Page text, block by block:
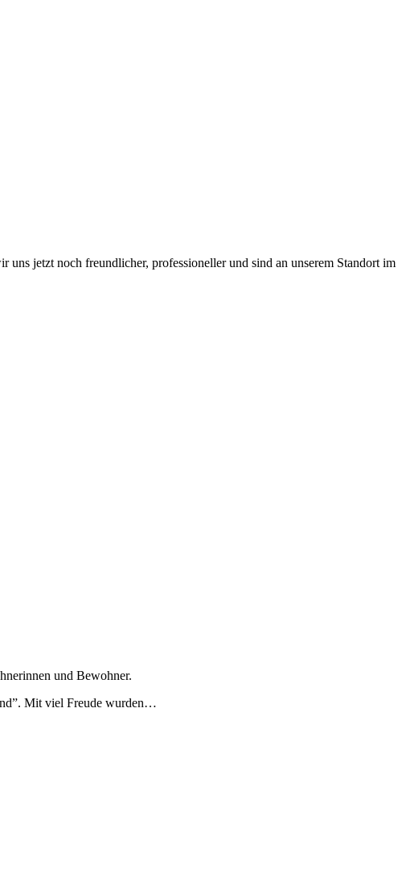
jetzt noch freundlicher, professioneller und sind an unserem Standort im
und Bewohner.
Mit viel Freude wurden…